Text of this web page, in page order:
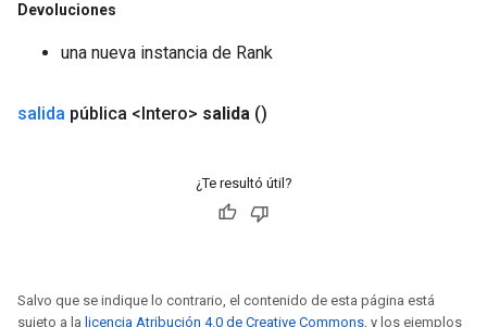
Devoluciones
una nueva instancia de Rank
salida pública <Intero> salida ()
¿Te resultó útil?
Salvo que se indique lo contrario, el contenido de esta página está
sujeto a la licencia Atribución 4.0 de Creative Commons, y los ejemplos